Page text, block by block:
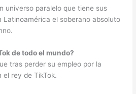
universo paralelo que tiene sus
Latinoamérica el soberano absoluto
de todo el mundo?
tras perder su empleo por la
el rey de TikTok.